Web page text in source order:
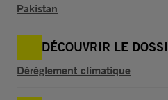
Pakistan
DÉCOUVRIR LE
Dérèglement climatique